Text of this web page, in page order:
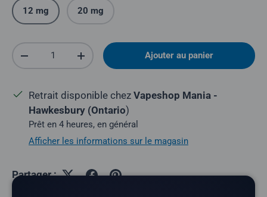
12 mg 20 mg
Quantité
Réduire la quantitéAugmenter la quantitéAjouter au panier
Retrait disponible chez Vapeshop Mania -
Hawkesbury (Ontario)
Prêt en 4 heures, en général
Afficher les informations sur le magasin
Partager :